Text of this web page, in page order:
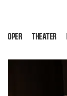
OPER THEATER